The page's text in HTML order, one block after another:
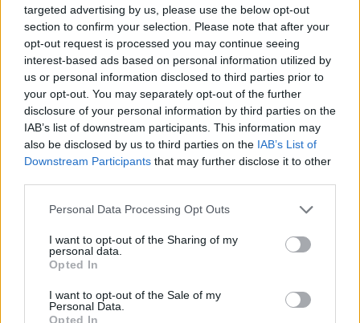
targeted advertising by us, please use the below opt-out
section to confirm your selection. Please note that after your
opt-out request is processed you may continue seeing
interest-based ads based on personal information utilized by
us or personal information disclosed to third parties prior to
your opt-out. You may separately opt-out of the further
disclosure of your personal information by third parties on the
IAB’s list of downstream participants. This information may
also be disclosed by us to third parties on the IAB’s List of
Downstream Participants that may further disclose it to other
Please note that this website/app uses one or more Google
not limited to your visit or usage behaviour. You may click to
grant or deny consent to Google and its third-party tags to
use your data for below specified purposes in below Google
consent section.
Personal Data Processing Opt Outs
I want to opt-out of the Sharing of my
personal data.
Opted In
I want to opt-out of the Sale of my
Personal Data.
Opted In
Kövess minket a Facebookon
Parc Fermé
11 órája
Hakkinen megtartaná a Norris-Piastri párost a